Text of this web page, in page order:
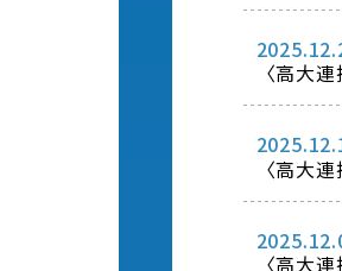
〈高大
〈高大
〈高大